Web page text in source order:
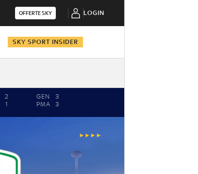
OFFERTE SKY LOGIN
SKY SPORT INSIDER
2
1
GEN
3
PMA
3